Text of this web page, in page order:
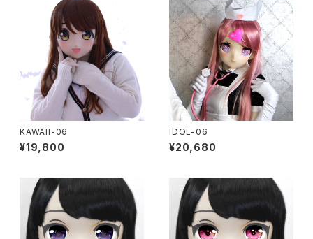
KAWAII-06
¥19,800
IDOL-06
¥20,680